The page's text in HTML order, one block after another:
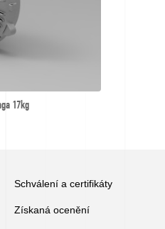
17kg
Schválení a certifikáty
Získaná ocenění